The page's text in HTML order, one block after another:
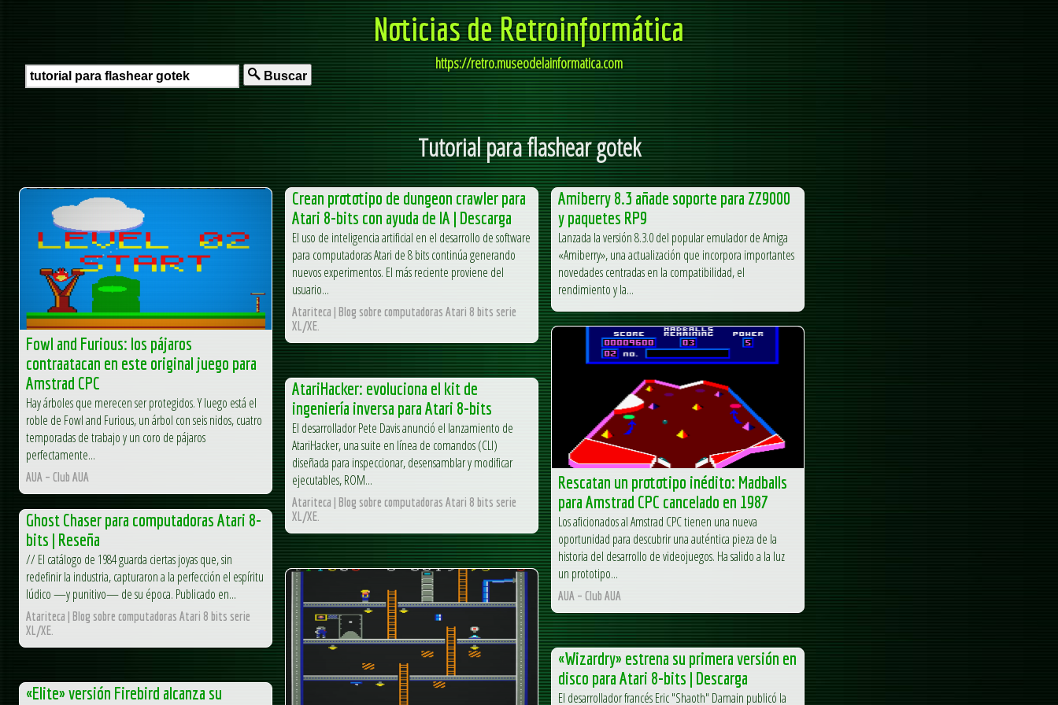
Noticias de Retroinformática
https://retro.museodelainformatica.com
Buscar
Tutorial para flashear gotek
Fowl and Furious: los pájaros
contraatacan en este original juego para
Amstrad CPC
Hay árboles que merecen ser protegidos. Y luego está el
roble de Fowl and Furious, un árbol con seis nidos, cuatro
temporadas de trabajo y un coro de pájaros
perfectamente...
AUA – Club AUA
Crean prototipo de dungeon crawler para
Atari 8-bits con ayuda de IA | Descarga
El uso de inteligencia artificial en el desarrollo de software
para computadoras Atari de 8 bits continúa generando
nuevos experimentos. El más reciente proviene del
usuario...
Atariteca | Blog sobre computadoras Atari 8 bits serie
XL/XE.
Amiberry 8.3 añade soporte para ZZ9000
y paquetes RP9
Lanzada la versión 8.3.0 del popular emulador de Amiga
«Amiberry», una actualización que incorpora importantes
novedades centradas en la compatibilidad, el
rendimiento y la...
Rescatan un prototipo inédito: Madballs
para Amstrad CPC cancelado en 1987
Los aficionados al Amstrad CPC tienen una nueva
oportunidad para descubrir una auténtica pieza de la
historia del desarrollo de videojuegos. Ha salido a la luz
un prototipo...
AUA – Club AUA
AtariHacker: evoluciona el kit de
ingeniería inversa para Atari 8-bits
El desarrollador Pete Davis anunció el lanzamiento de
AtariHacker, una suite en línea de comandos (CLI)
diseñada para inspeccionar, desensamblar y modificar
ejecutables, ROM...
Atariteca | Blog sobre computadoras Atari 8 bits serie
XL/XE.
Ghost Chaser para computadoras Atari 8-
bits | Reseña
// El catálogo de 1984 guarda ciertas joyas que, sin
redefinir la industria, capturaron a la perfección el espíritu
lúdico —y punitivo— de su época. Publicado en...
Atariteca | Blog sobre computadoras Atari 8 bits serie
XL/XE.
«Wizardry» estrena su primera versión en
disco para Atari 8-bits | Descarga
El desarrollador francés Eric "Shaoth" Damain publicó la
«Elite» versión Firebird alcanza su